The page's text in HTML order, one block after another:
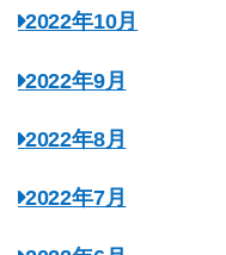
2022年10月
2022年9月
2022年8月
2022年7月